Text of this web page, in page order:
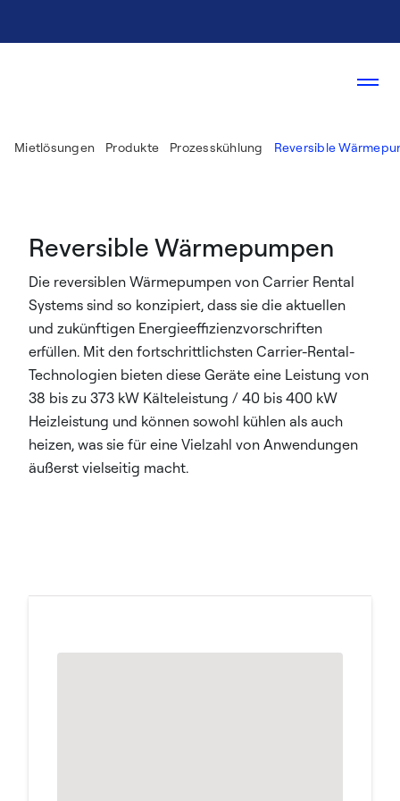
Mietlösungen Produkte Prozesskühlung Reversible
Reversible Wärmepumpen
Die reversiblen Wärmepumpen von Carrier Rental
Systems sind so konzipiert, dass sie die aktuellen
und zukünftigen Energieeffizienzvorschriften
erfüllen. Mit den fortschrittlichsten Carrier-Rental-
Technologien bieten diese Geräte eine Leistung von
38 bis zu 373 kW Kälteleistung / 40 bis 400 kW
Heizleistung und können sowohl kühlen als auch
heizen, was sie für eine Vielzahl von Anwendungen
äußerst vielseitig macht.